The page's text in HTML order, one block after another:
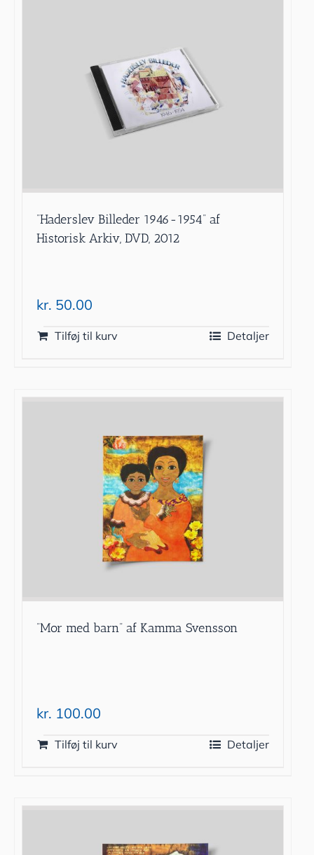
”Haderslev Billeder 1946-1954” af
Historisk Arkiv, DVD, 2012
kr. 50.00
Tilføj til kurv Detaljer
”Mor med barn” af Kamma Svensson
kr. 100.00
Tilføj til kurv Detaljer